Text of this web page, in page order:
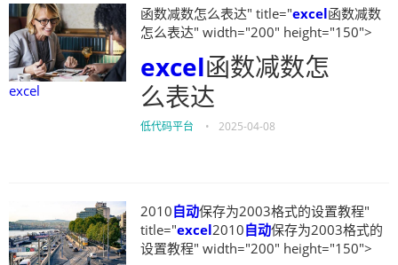
excel
函数减数怎么表达" title="excel函数减数
怎么表达" width="200" height="150">
excel函数减数怎
么表达
低代码平台 • 2025-04-08
2010自动保存为2003格式的设置教程"
title="excel2010自动保存为2003格式的
设置教程" width="200" height="150">